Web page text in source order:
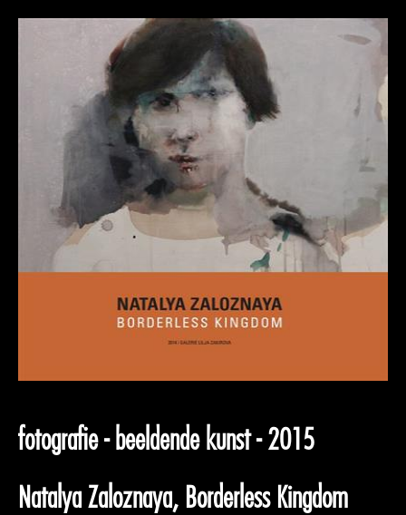
fotografie - beeldende kunst - 2015
Natalya Zaloznaya, Borderless Kingdom